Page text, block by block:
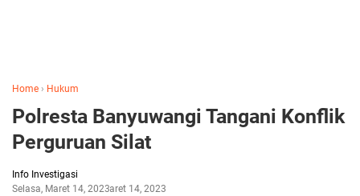
Home › Hukum
Polresta Banyuwangi Tangani Konflik
Perguruan Silat
Info Investigasi
Selasa, Maret 14, 2023Maret 14, 2023